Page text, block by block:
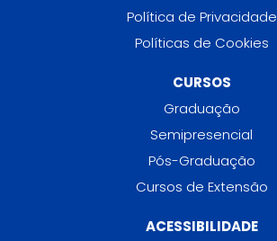
Política de Privacidade
Políticas de Cookies
CURSOS
Graduação
Semipresencial
Pós-Graduação
Cursos de Extensão
ACESSIBILIDADE